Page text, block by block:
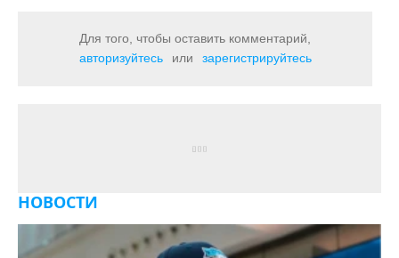
Для того, чтобы оставить комментарий,
авторизуйтесь
или зарегистрируйтесь
НОВОСТИ